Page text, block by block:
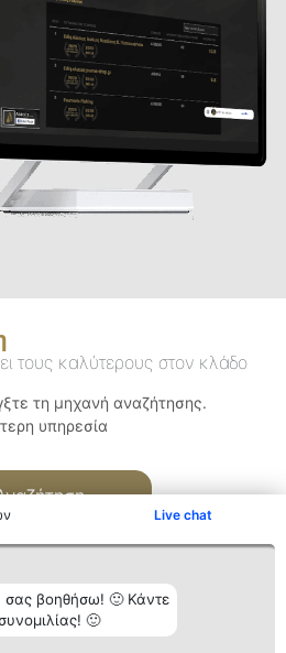
Live chat
σας βοηθήσω! 🙂 Κάντε
🙂
τους καλύτερους στον κλάδο
τη μηχανή αναζήτησης.
υπηρεσία